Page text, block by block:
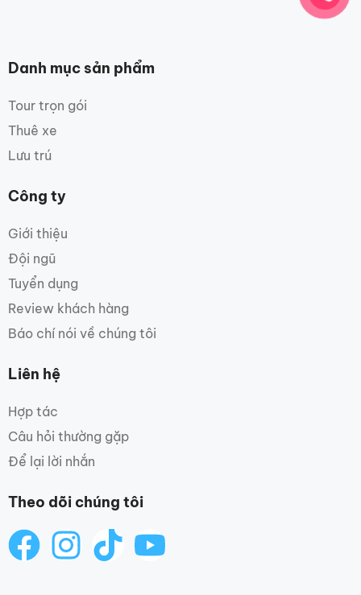
Danh mục sản phẩm
Tour trọn gói
Thuê xe
Lưu trú
Công ty
Giới thiệu
Đội ngũ
Tuyển dụng
Review khách hàng
Báo chí nói về chúng tôi
Liên hệ
Hợp tác
Câu hỏi thường gặp
Để lại lời nhắn
Theo dõi chúng tôi